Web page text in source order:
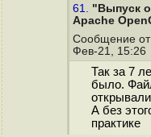
61. "Выпуск
Apache
Сообщение от
Фев-21, 15:26
Так за 7
было.
А без
практике